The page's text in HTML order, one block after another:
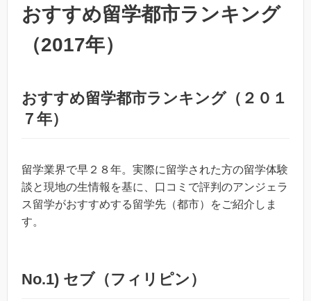
おすすめ留学都市ランキング
（2017年）
おすすめ留学都市ランキング（２０１
７年）
留学業界で早２８年。実際に留学された方の留学体験
談と現地の生情報を基に、口コミで評判のアンジェラ
ス留学がおすすめする留学先（都市）をご紹介しま
す。
No.1) セブ（フィリピン）